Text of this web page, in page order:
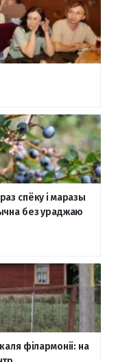
спёку і маразы
без ураджаю
філармоніі: на